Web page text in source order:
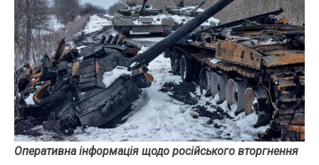
Оперативна інформація щодо російського вторгнення